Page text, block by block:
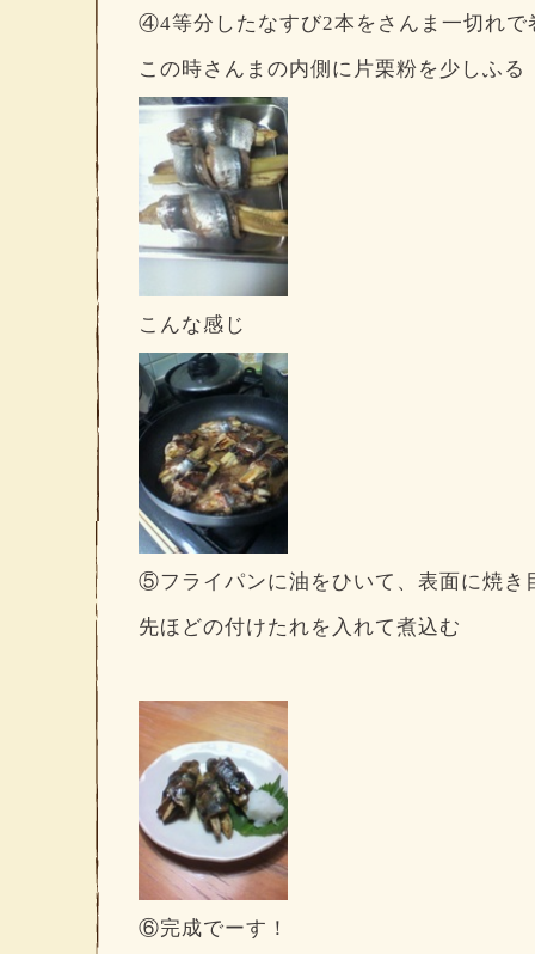
④4等分したなすび2本をさんま一切れで
この時さんまの内側に片栗粉を少しふる
こんな感じ
⑤フライパンに油をひいて、表面に焼き
先ほどの付けたれを入れて煮込む
⑥完成でーす！